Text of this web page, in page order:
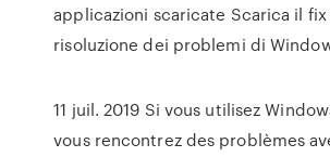
applicazioni scaricate Scarica il
risoluzione dei problemi di
11 juil. 2019 Si vous utilisez
vous rencontrez des problèmes